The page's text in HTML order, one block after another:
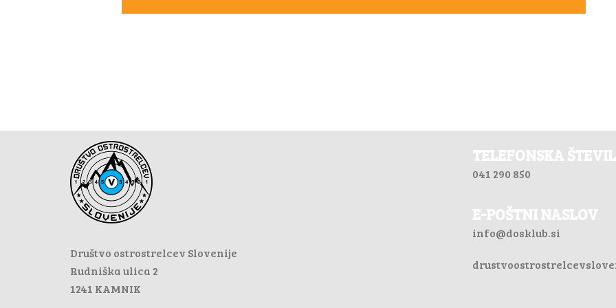
Društvo ostrostrelcev Slovenije
Rudniška ulica 2
1241 KAMNIK
TELEFONSKA
041 290 850
E-POŠTNI NASLOV
info@dosklub.si